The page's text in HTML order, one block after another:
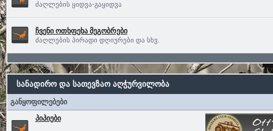
ძაღლების ყიდვა-გაყიდვა
ჩვენი ოთხფეხა მეგობრები
ძაღლების პირადი დღიურები და სხვ.
სანადირო და სათევზაო აღჭურვილობა
განყოფილებები
პიპიები